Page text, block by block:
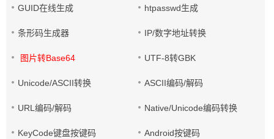
GUID在线生成 htpasswd生成
条形码生成器 IP/数字地址转换
图片转Base64 UTF-8转GBK
Unicode/ASCII转换 ASCII编码/解码
URL编码/解码 Native/Unicode编码转换
KeyCode键盘按键码 Android按键码